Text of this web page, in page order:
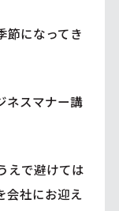
節になってき
ネスマナー講
えで避けては
会社にお迎え